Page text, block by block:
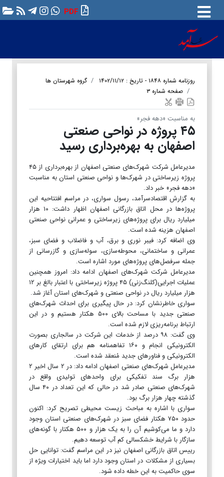
PDF
روزنامه شماره ۱۸۴۸ - تاریخ : ۱۴۰۲/۱۱/۱۲
گروه شهرستان ها
صفحه شماره ۳
به مناسبت «دهه فجر»
۴۵ پروژه در نواحی صنعتی
اصفهان به بهره‌برداری رسید
مدیرعامل شرکت شهرک‌های صنعتی اصفهان از بهره‌برداری از ۴۵
پروژه زیرساختی در شهرک‌ها و نواحی صنعتی استان به مناسبت
«دهه فجر» خبر داد.
به گزارش اقتصادسرآمد، رسول سواری، در مراسم افتتاحیه این
پروژه‌ها در محل اتاق بازرگانی اصفهان اظهار داشت: ۱۰ هزار
میلیارد ریال برای پروژه‌های زیرساختی و عمرانی نواحی صنعتی
اصفهان هزینه شده است.
وی اضافه کرد: فیبر نوری و برق، آب و فاضلاب و فضای سبز،
عمرانی و ساختمانی، محوطه‌سازی، سوله‌سازی و گازرسانی از
جمله سرفصل‌های پروژه‌های مورد اشاره است.
مدیرعامل شرکت شهرک‌های اصفهان ادامه داد: امروز همچنین
عملیات اجرایی(کلنگ‌زنی) ۴۵ پروژه زیرساختی با اعتبار بالغ بر ۱۲
هزار میلیارد ریال در نواحی صنعتی و شهرک‌های استان آغاز شد.
سواری خاطرنشان کرد: در حال پیگیری برای احداث شهرک‌های
صنعتی جدید با مساحت بالای ۵۰۰ هکتار هستیم و در این
ارتباط برنامه‌ریزی لازم شده است.
وی گفت: ۹۸ درصد از خدمات این شرکت در سالجاری بصورت
الکترونیکی انجام و ۱۶۰ تفاهمنامه هم برای ارتقای کارهای
الکترونیکی و فناورهای جدید مُنعقد شده است.
مدیرعامل شهرک‌های صنعتی اصفهان ادامه داد: در ۲ سال اخیر ۲
هزار برگ سند تفکیکی برای واحدهای تولیدی واقع در
شهرک‌های صنعتی صادر شد در حالی که این تعداد در ۴۰ سال
گذشته چهار هزار برگ بود.
سواری با اشاره به مباحث زیست محیطی تصریح کرد: اکنون
حدود ۷۵۰ هکتار فضای سبز در شهرک‌های صنعتی استان وجود
دارد و ما می‌کوشیم آن را به یک هزار و ۵۰۰ هکتار با گونه‌های
سازگار با شرایط خشکسالی کم آب توسعه دهیم.
رییس اتاق بازرگانی اصفهان نیز در این مراسم گفت: توانایی حل
بسیاری از مشکلات در استان وجود دارد اما باید اختیارات ویژه از
سوی حاکمیت به این خطه داده شود.